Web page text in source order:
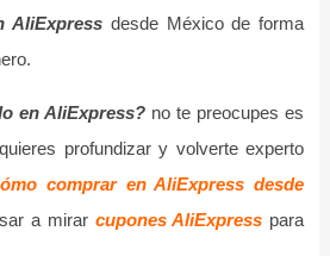
AliExpress desde México de forma
en AliExpress? no te preocupes es
profundizar y volverte experto
comprar en AliExpress desde
a mirar cupones AliExpress para